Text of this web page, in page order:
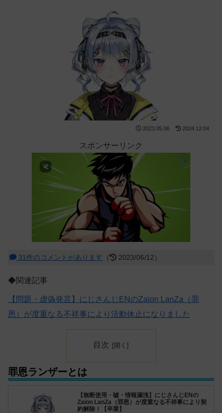
2023.05.06 2024.12.04
スポンサーリンク
31件のコメントがあります （ 2023/06/12）
◆関連記事
【問題・虚偽発言】にじさんじENのZaion LanZa（罪
恩）が度重なる不祥事により活動休止になりました
目次
罪恩ランザーとは
【無断使用・嘘・情報漏洩】にじさんじENの
Zaion LanZa（罪恩）が度重なる不祥事により契
約解除！【卒業】